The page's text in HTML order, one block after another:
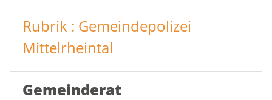
Rubrik : Gemeindepolizei
Mittelrheintal
Gemeinderat